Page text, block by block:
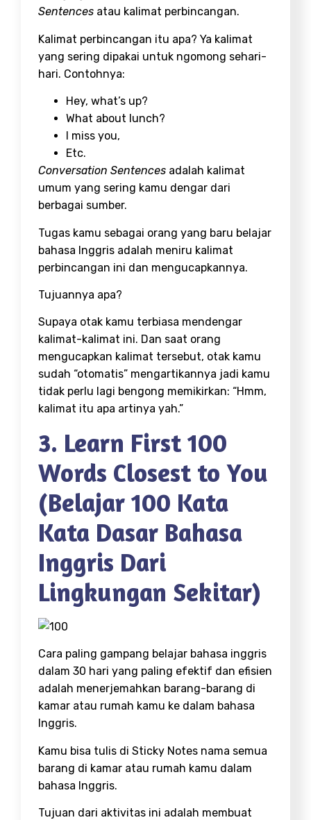
Sentences atau kalimat perbincangan.
Kalimat perbincangan itu apa? Ya kalimat
yang sering dipakai untuk ngomong sehari-
hari. Contohnya:
Hey, what’s up?
What about lunch?
I miss you,
Etc.
Conversation Sentences adalah kalimat
umum yang sering kamu dengar dari
berbagai sumber.
Tugas kamu sebagai orang yang baru belajar
bahasa Inggris adalah meniru kalimat
perbincangan ini dan mengucapkannya.
Tujuannya apa?
Supaya otak kamu terbiasa mendengar
kalimat-kalimat ini. Dan saat orang
mengucapkan kalimat tersebut, otak kamu
sudah “otomatis” mengartikannya jadi kamu
tidak perlu lagi bengong memikirkan: “Hmm,
kalimat itu apa artinya yah.”
3. Learn First 100
Words Closest to You
(Belajar 100 Kata
Kata Dasar Bahasa
Inggris Dari
Lingkungan Sekitar)
Cara paling gampang belajar bahasa inggris
dalam 30 hari yang paling efektif dan efisien
adalah menerjemahkan barang-barang di
kamar atau rumah kamu ke dalam bahasa
Inggris.
Kamu bisa tulis di Sticky Notes nama semua
barang di kamar atau rumah kamu dalam
bahasa Inggris.
Tujuan dari aktivitas ini adalah membuat